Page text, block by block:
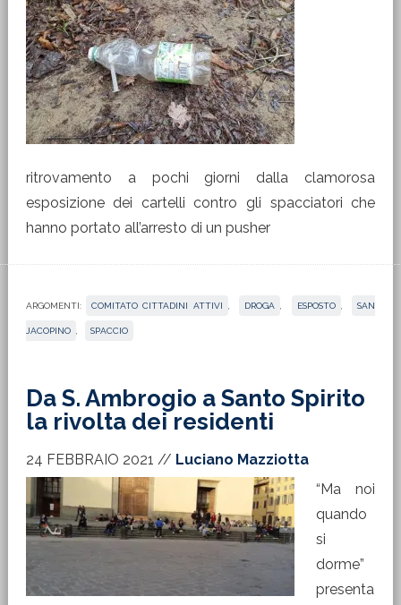
ritrovamento a pochi giorni dalla clamorosa
esposizione dei cartelli contro gli spacciatori che
hanno portato all’arresto di un pusher
ARGOMENTI: COMITATO CITTADINI ATTIVI DROGA ESPOSTO SAN
JACOPINO SPACCIO
Da S. Ambrogio a Santo Spirito
la rivolta dei residenti
24 FEBBRAIO 2021 // Luciano Mazziotta
“Ma noi
quando
si
dorme”
presenta